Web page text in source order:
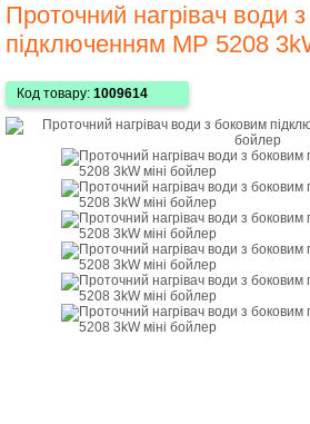
Проточний нагрівач води
підключенням MP 5208
Код товару: 1009614